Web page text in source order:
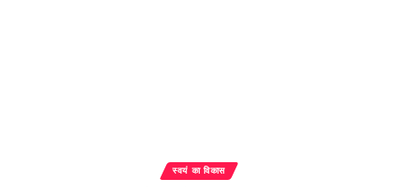
स्वयं का विकास